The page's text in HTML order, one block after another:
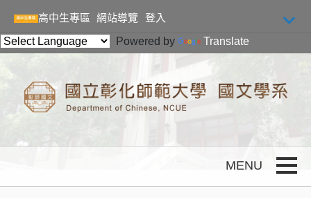
高中生專區
網站導覽
登入
Powered by
Translate